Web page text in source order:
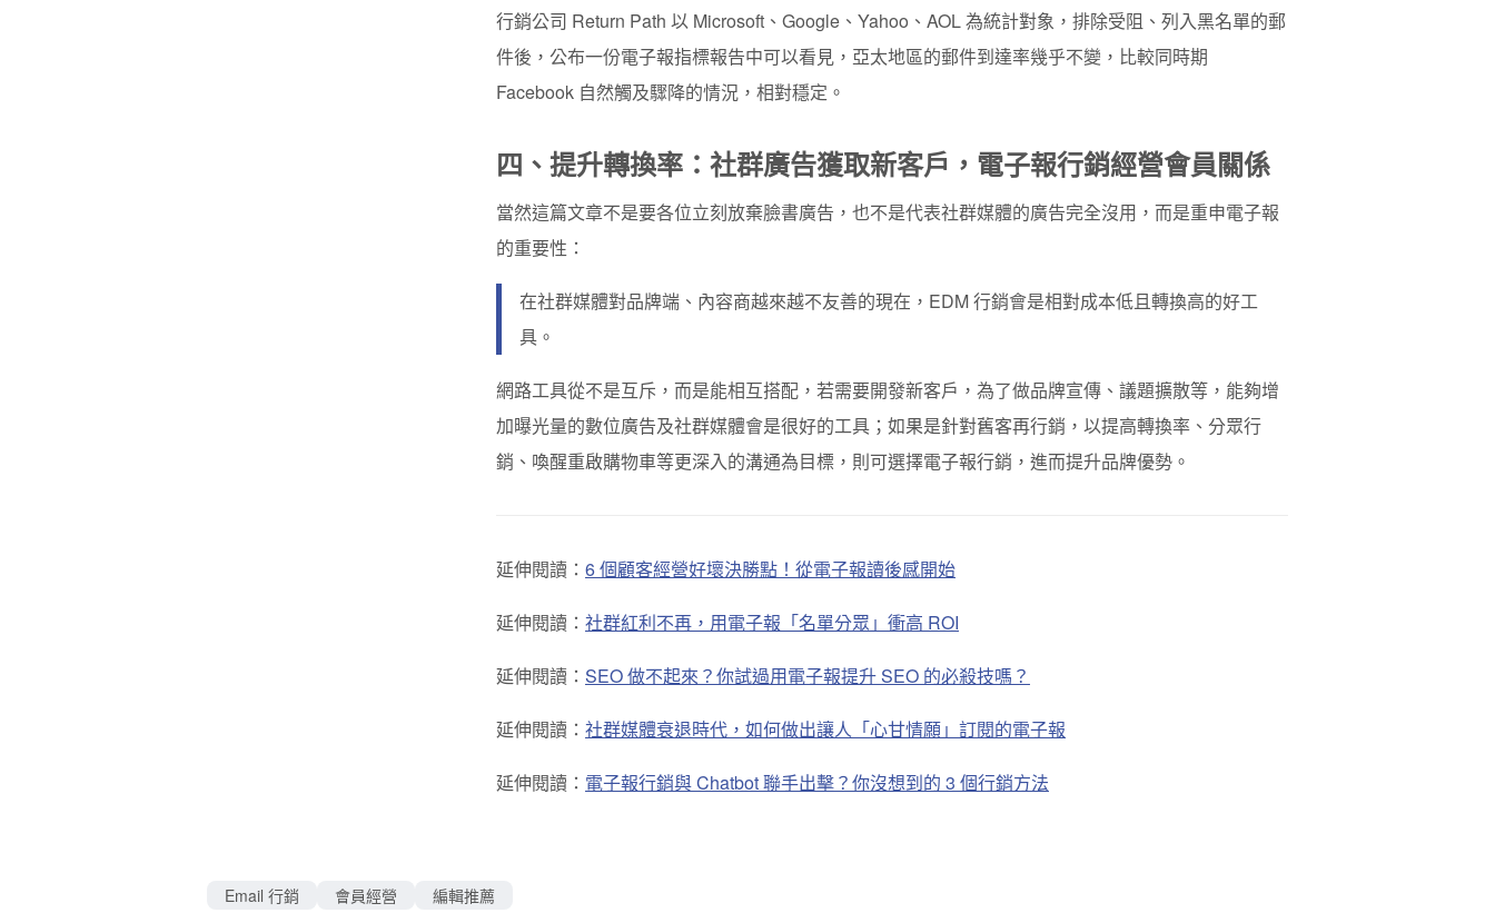
行銷公司 Return Path 以 Microsoft、Google、Yahoo、AOL 為統計對象，排除受阻、列入黑名單的郵
件後，公布一份電子報指標報告中可以看見，亞太地區的郵件到達率幾乎不變，比較同時期
Facebook 自然觸及驟降的情況，相對穩定。
四、提升轉換率：社群廣告獲取新客戶，電子報行銷經營會員關係
當然這篇文章不是要各位立刻放棄臉書廣告，也不是代表社群媒體的廣告完全沒用，而是重申電子報
的重要性：
在社群媒體對品牌端、內容商越來越不友善的現在，EDM 行銷會是相對成本低且轉換高的好工
具。
網路工具從不是互斥，而是能相互搭配，若需要開發新客戶，為了做品牌宣傳、議題擴散等，能夠增
加曝光量的數位廣告及社群媒體會是很好的工具；如果是針對舊客再行銷，以提高轉換率、分眾行
銷、喚醒重啟購物車等更深入的溝通為目標，則可選擇電子報行銷，進而提升品牌優勢。
延伸閱讀： 6 個顧客經營好壞決勝點！從電子報讀後感開始
延伸閱讀： 社群紅利不再，用電子報「名單分眾」衝高 ROI
延伸閱讀： SEO 做不起來？你試過用電子報提升 SEO 的必殺技嗎？
延伸閱讀： 社群媒體衰退時代，如何做出讓人「心甘情願」訂閱的電子報
延伸閱讀： 電子報行銷與 Chatbot 聯手出擊？你沒想到的 3 個行銷方法
Email 行銷 會員經營 編輯推薦